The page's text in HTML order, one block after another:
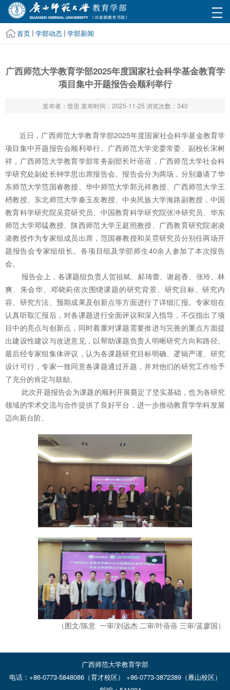
首页 学部动态 学部新闻
广西师范大学教育学部2025年度国家社会科学基金教育学
项目集中开题报告会顺利举行
发布者：曾里 发布时间：2025-11-25 浏览次数： 340
近日，广西师范大学教育学部2025年度国家社会科学基金教育学
项目集中开题报告会顺利举行。广西师范大学党委常委、副校长宋树
祥，广西师范大学教育学部常务副部长叶蓓蓓，广西师范大学社会科
学研究处副处长钟学思出席报告会。报告会分为两场，分别邀请了华
东师范大学范国睿教授、华中师范大学郭元祥教授、广西师范大学王
枬教授、东北师范大学秦玉友教授、中央民族大学海路副教授，中国
教育科学研究院吴霓研究员、中国教育科学研究院张冲研究员、华东
师范大学邓猛教授、陕西师范大学王庭照教授、广西教育研究院谢凌
凌教授作为专家组成员出席，范国睿教授和吴霓研究员分别任两场开
题报告会专家组组长。各项目组及学部师生40余人参加了本次报告
会。
报告会上，各课题组负责人贺祖斌、郝琦蕾、谢超香、张玲、林
爽、朱会华、邓晓莉依次围绕课题的研究背景、研究目标、研究内
容、研究方法、预期成果及创新点等方面进行了详细汇报。专家组在
认真听取汇报后，对各课题进行全面评议和深入指导，不仅指出了项
目中的亮点与创新点，同时着重对课题需要推进与完善的重点方面提
出建设性建议与改进意见，以帮助课题负责人明晰研究方向和路径。
最后经专家组集体评议，认为各课题研究目标明确、逻辑严谨、研究
设计可行，专家一致同意各课题通过开题，并对他们的研究工作给予
了充分的肯定与鼓励。
此次开题报告会为课题的顺利开展奠定了坚实基础，也为各研究
领域的学术交流与合作提供了良好平台，进一步推动教育学学科发展
迈向新台阶。
（图文/陈意 一审/刘远杰 二审/叶蓓蓓 三审/蓝廖国）
广西师范大学教育学部
电话：+86-0773-5848086（育才校区） +86-0773-3872389（雁山校区）